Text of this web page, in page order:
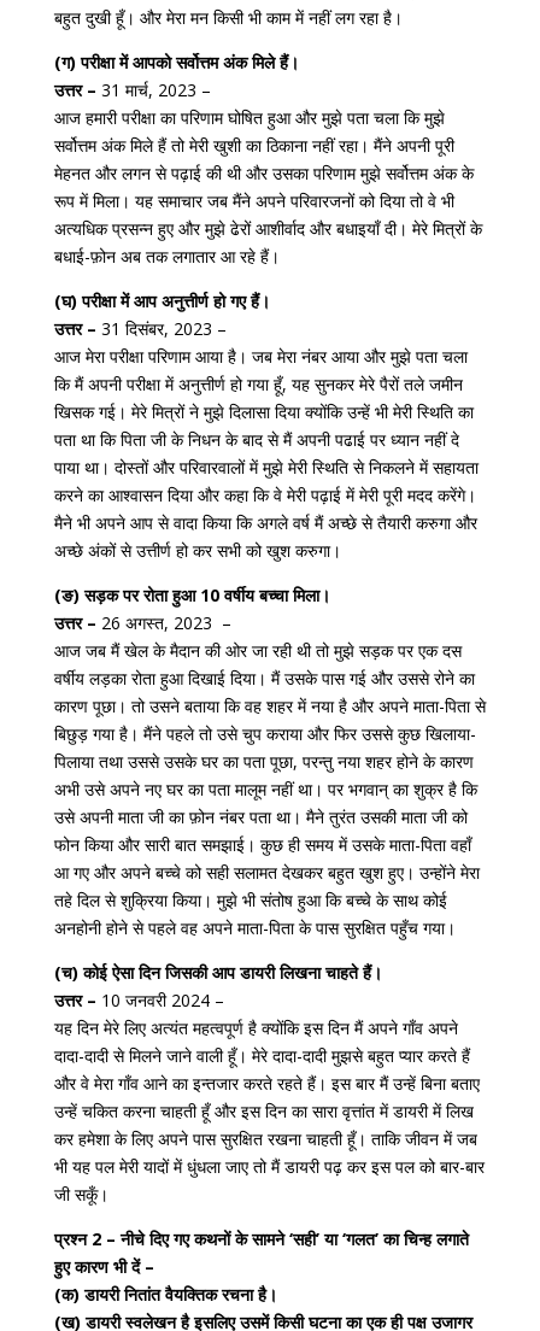
बहुत दुखी हूँ। और मेरा मन किसी भी काम में नहीं लग रहा है।
(ग) परीक्षा में आपको सर्वोत्तम अंक मिले हैं।
उत्तर – 31 मार्च, 2023 –
आज हमारी परीक्षा का परिणाम घोषित हुआ और मुझे पता चला कि मुझे
सर्वोत्तम अंक मिले हैं तो मेरी खुशी का ठिकाना नहीं रहा। मैंने अपनी पूरी
मेहनत और लगन से पढ़ाई की थी और उसका परिणाम मुझे सर्वोत्तम अंक के
रूप में मिला। यह समाचार जब मैंने अपने परिवारजनों को दिया तो वे भी
अत्यधिक प्रसन्न हुए और मुझे ढेरों आशीर्वाद और बधाइयाँ दी। मेरे मित्रों के
बधाई-फ़ोन अब तक लगातार आ रहे हैं।
(घ) परीक्षा में आप अनुत्तीर्ण हो गए हैं।
उत्तर – 31 दिसंबर, 2023 –
आज मेरा परीक्षा परिणाम आया है। जब मेरा नंबर आया और मुझे पता चला
कि मैं अपनी परीक्षा में अनुत्तीर्ण हो गया हूँ, यह सुनकर मेरे पैरों तले जमीन
खिसक गई। मेरे मित्रों ने मुझे दिलासा दिया क्योंकि उन्हें भी मेरी स्थिति का
पता था कि पिता जी के निधन के बाद से मैं अपनी पढाई पर ध्यान नहीं दे
पाया था। दोस्तों और परिवारवालों में मुझे मेरी स्थिति से निकलने में सहायता
करने का आश्वासन दिया और कहा कि वे मेरी पढ़ाई में मेरी पूरी मदद करेंगे।
मैने भी अपने आप से वादा किया कि अगले वर्ष मैं अच्छे से तैयारी करुगा और
अच्छे अंकों से उत्तीर्ण हो कर सभी को खुश करुगा।
(ङ) सड़क पर रोता हुआ 10 वर्षीय बच्चा मिला।
उत्तर – 26 अगस्त, 2023 –
आज जब मैं खेल के मैदान की ओर जा रही थी तो मुझे सड़क पर एक दस
वर्षीय लड़का रोता हुआ दिखाई दिया। मैं उसके पास गई और उससे रोने का
कारण पूछा। तो उसने बताया कि वह शहर में नया है और अपने माता-पिता से
बिछुड़ गया है। मैंने पहले तो उसे चुप कराया और फिर उससे कुछ खिलाया-
पिलाया तथा उससे उसके घर का पता पूछा, परन्तु नया शहर होने के कारण
अभी उसे अपने नए घर का पता मालूम नहीं था। पर भगवान् का शुक्र है कि
उसे अपनी माता जी का फ़ोन नंबर पता था। मैने तुरंत उसकी माता जी को
फोन किया और सारी बात समझाई। कुछ ही समय में उसके माता-पिता वहाँ
आ गए और अपने बच्चे को सही सलामत देखकर बहुत खुश हुए। उन्होंने मेरा
तहे दिल से शुक्रिया किया। मुझे भी संतोष हुआ कि बच्चे के साथ कोई
अनहोनी होने से पहले वह अपने माता-पिता के पास सुरक्षित पहुँच गया।
(च) कोई ऐसा दिन जिसकी आप डायरी लिखना चाहते हैं।
उत्तर – 10 जनवरी 2024 –
यह दिन मेरे लिए अत्यंत महत्वपूर्ण है क्योंकि इस दिन मैं अपने गाँव अपने
दादा-दादी से मिलने जाने वाली हूँ। मेरे दादा-दादी मुझसे बहुत प्यार करते हैं
और वे मेरा गाँव आने का इन्तजार करते रहते हैं। इस बार मैं उन्हें बिना बताए
उन्हें चकित करना चाहती हूँ और इस दिन का सारा वृत्तांत में डायरी में लिख
कर हमेशा के लिए अपने पास सुरक्षित रखना चाहती हूँ। ताकि जीवन में जब
भी यह पल मेरी यादों में धुंधला जाए तो मैं डायरी पढ़ कर इस पल को बार-बार
जी सकूँ।
प्रश्न 2 – नीचे दिए गए कथनों के सामने ‘सही’ या ‘गलत’ का चिन्ह लगाते
हुए कारण भी दें –
(क) डायरी नितांत वैयक्तिक रचना है।
(ख) डायरी स्वलेखन है इसलिए उसमें किसी घटना का एक ही पक्ष उजागर